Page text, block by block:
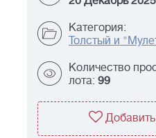
Категория:
Толстый и
Количество
лота: 99